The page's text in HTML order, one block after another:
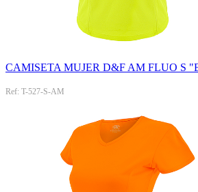
CAMISETA MUJER D&F AM FLUO S
Ref: T-527-S-AM